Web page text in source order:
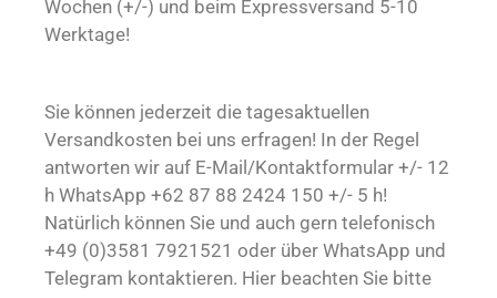
Wochen (+/-) und beim Expressversand 5-10
Werktage!
Sie können jederzeit die tagesaktuellen
Versandkosten bei uns erfragen! In der Regel
antworten wir auf E-Mail/Kontaktformular +/- 12
h WhatsApp +62 87 88 2424 150 +/- 5 h!
Natürlich können Sie und auch gern telefonisch
+49 (0)3581 7921521 oder über WhatsApp und
Telegram kontaktieren. Hier beachten Sie bitte